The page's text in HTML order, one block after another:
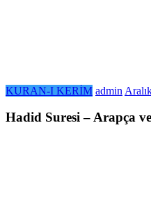
KURAN-I KERİM admin
Hadid Suresi – Arapça